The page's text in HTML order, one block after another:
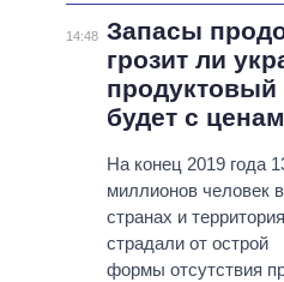
14:48 Запасы
грозит ли
продуктовый
будет с
На конец 2019 года
миллионов человек
странах и
страдали от острой
формы отсутствия